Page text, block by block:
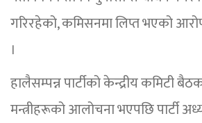
गरिरहेको, कमिसनमा लिप्त भएको
।
हालैसम्पन्न पार्टीको केन्द्रीय कमिटी
मन्त्रीहरूको आलोचना भएपछि पार्टी